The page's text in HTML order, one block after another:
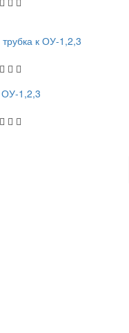
к ОУ-1,2,3
ОУ-1,2,3